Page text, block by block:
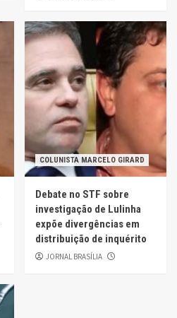
COLUNISTA MARCELO GIRARD
Debate no STF sobre
investigação de Lulinha
expõe divergências em
distribuição de inquérito
JORNAL BRASÍLIA